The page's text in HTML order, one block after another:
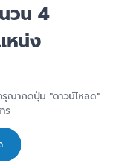
วน 4
หน่ง
รุณากดปุ่ม "ดาวน์โหลด"
ร